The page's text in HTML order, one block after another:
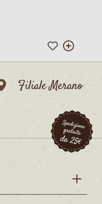
Filiale Merano